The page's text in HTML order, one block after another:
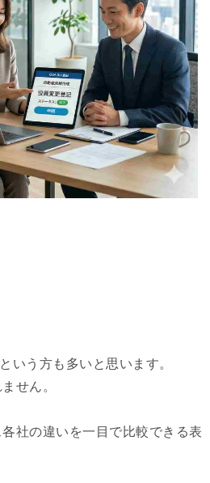
いう方も多いと思います。
せん。
社の違いを一目で比較できる表